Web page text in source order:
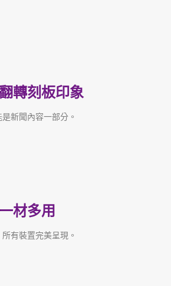
轉刻板印象
新聞內容一部分。
材多用
有裝置完美呈現。